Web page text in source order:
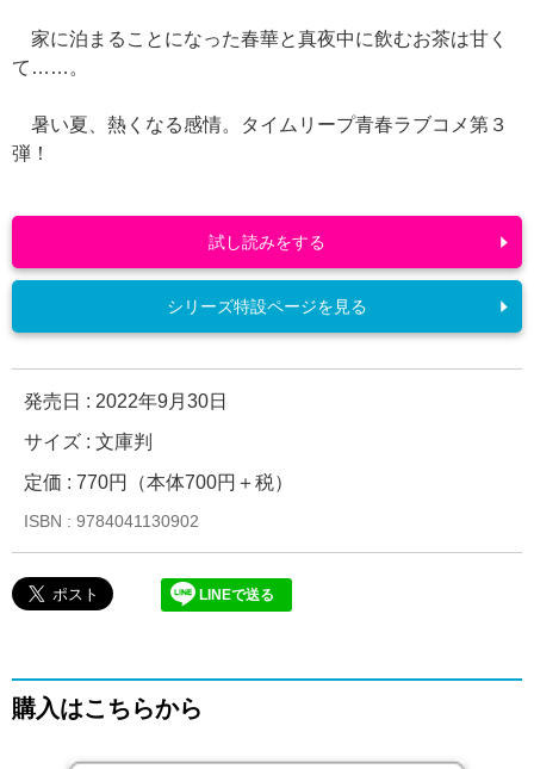
家に泊まることになった春華と真夜中に飲むお茶は甘く
て……。
暑い夏、熱くなる感情。タイムリープ青春ラブコメ第３
弾！
発売日 : 2022年9月30日
サイズ : 文庫判
定価 : 770円（本体700円＋税）
ISBN : 9784041130902
LINEで送る
試し読みをする
シリーズ特設ページを見る
購入はこちらから